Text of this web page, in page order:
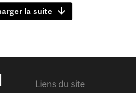
la suite
Liens du site